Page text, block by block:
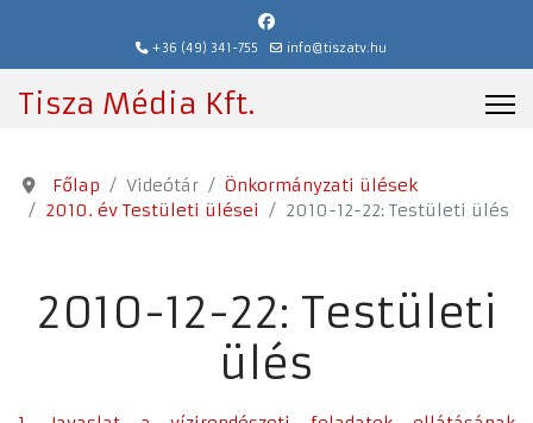
+36 (49) 341-755 info@tiszatv.hu
Tisza Média Kft.
Főlap Videótár
Önkormányzati ülések
2010. év Testületi ülései
2010-12-22: Testületi ülés
2010-12-22: Testületi
ülés